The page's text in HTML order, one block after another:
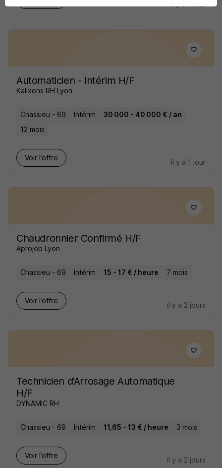
Automaticien - Intérim H/F
Kalixens RH Lyon
Chassieu - 69 Intérim
30 000 - 40 000 € / an
12 mois
Voir l’offre
il y a 1 jour
Chaudronnier Confirmé H/F
Aprojob Lyon
Chassieu - 69 Intérim 15 - 17 € / heure 7 mois
Voir l’offre
il y a 2 jours
Technicien d'Arrosage Automatique
H/F
DYNAMIC RH
Chassieu - 69 Intérim 11,65 - 13 € / heure 3 mois
Voir l’offre
il y a 2 jours